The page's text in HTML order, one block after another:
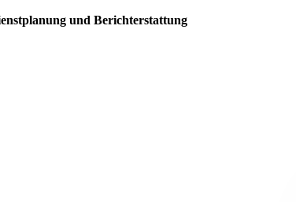
und Berichterstattung